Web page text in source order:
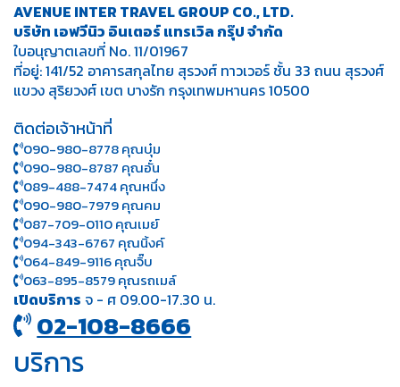
AVENUE INTER TRAVEL GROUP CO., LTD.
บริษัท เอฟวีนิว อินเตอร์ แทรเวิล กรุ๊ป จำกัด
ใบอนุญาตเลขที่ No. 11/01967
ที่อยู่: 141/52 อาคารสกุลไทย สุรวงศ์ ทาวเวอร์ ชั้น 33 ถนน สุรวงศ์
แขวง สุริยวงศ์ เขต บางรัก กรุงเทพมหานคร 10500
ติดต่อเจ้าหน้าที่
090-980-8778 คุณบุ๋ม
090-980-8787 คุณอั๋น
089-488-7474 คุณหนึ่ง
090-980-7979 คุณคม
087-709-0110 คุณเมย์
094-343-6767 คุณนิ้งค์
064-849-9116 คุณจิ๊บ
063-895-8 579คุณรถเมล์
เปิดบริการ จ - ศ 09.00-17.30 น.
02-108-8666
บริการ